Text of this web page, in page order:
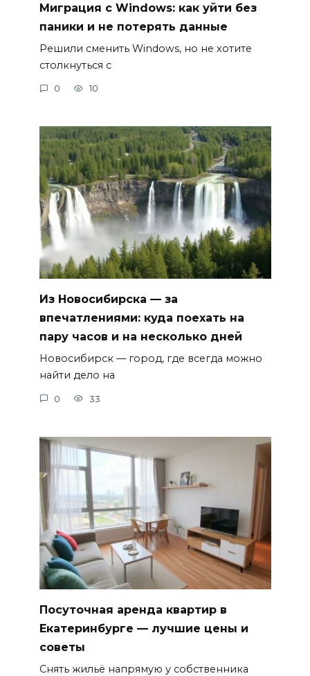
Миграция с Windows: как уйти без
паники и не потерять данные
Решили сменить Windows, но не хотите
столкнуться с
0 10
Из Новосибирска — за
впечатлениями: куда поехать на
пару часов и на несколько дней
Новосибирск — город, где всегда можно
найти дело на
0 33
Посуточная аренда квартир в
Екатеринбурге — лучшие цены и
советы
Снять жильё напрямую у собственника